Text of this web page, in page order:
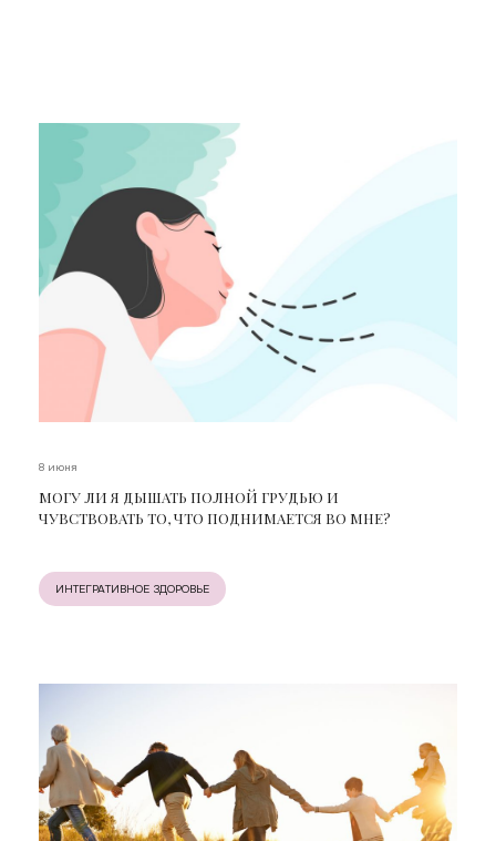
8 июня
МОГУ ЛИ Я ДЫШАТЬ ПОЛНОЙ ГРУДЬЮ И
ЧУВСТВОВАТЬ ТО, ЧТО ПОДНИМАЕТСЯ ВО МНЕ?
ИНТЕГРАТИВНОЕ ЗДОРОВЬЕ